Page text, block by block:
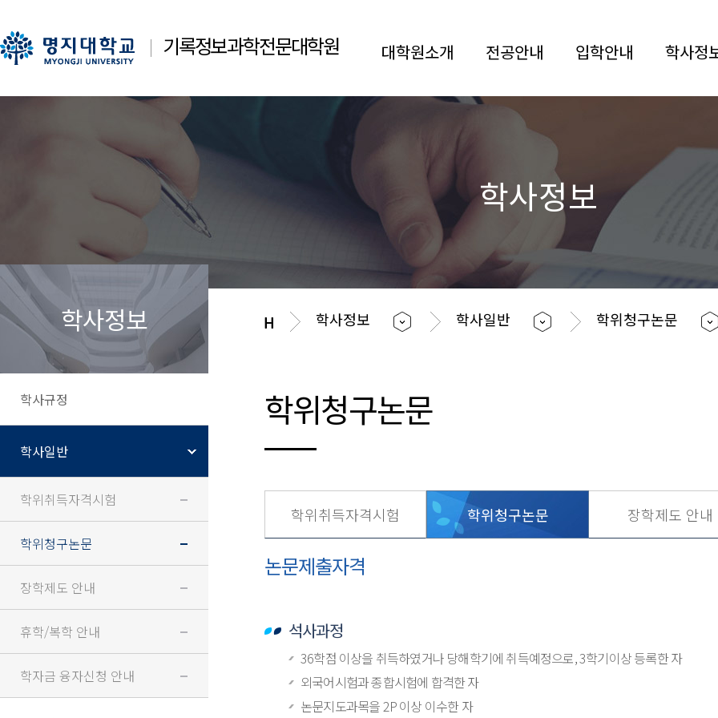
기록정보과학전문대학원 대학원소개 전공안내 입학안내 학사정
학사정보
학사정보
학사규정
학사일반
학위취득자격시험
학위청구논문
장학제도 안내
휴학/복학 안내
학자금 융자신청 안내
학사정보 학사일반 학위청구논문
학위청구논문
학위취득자격시험 학위청구논문 장학제도 안내
논문제출자격
석사과정
36학점 이상을 취득하였거나 당해학기에 취득예정으로, 3학기이상 등록한 자
외국어시험과 종합시험에 합격한 자
논문지도과목을 2P 이상 이수한 자